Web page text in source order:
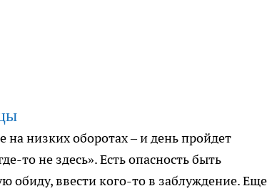
на низких оборотах – и день пройдет
то не здесь». Есть опасность быть
ввести кого-то в заблуждение. Еще